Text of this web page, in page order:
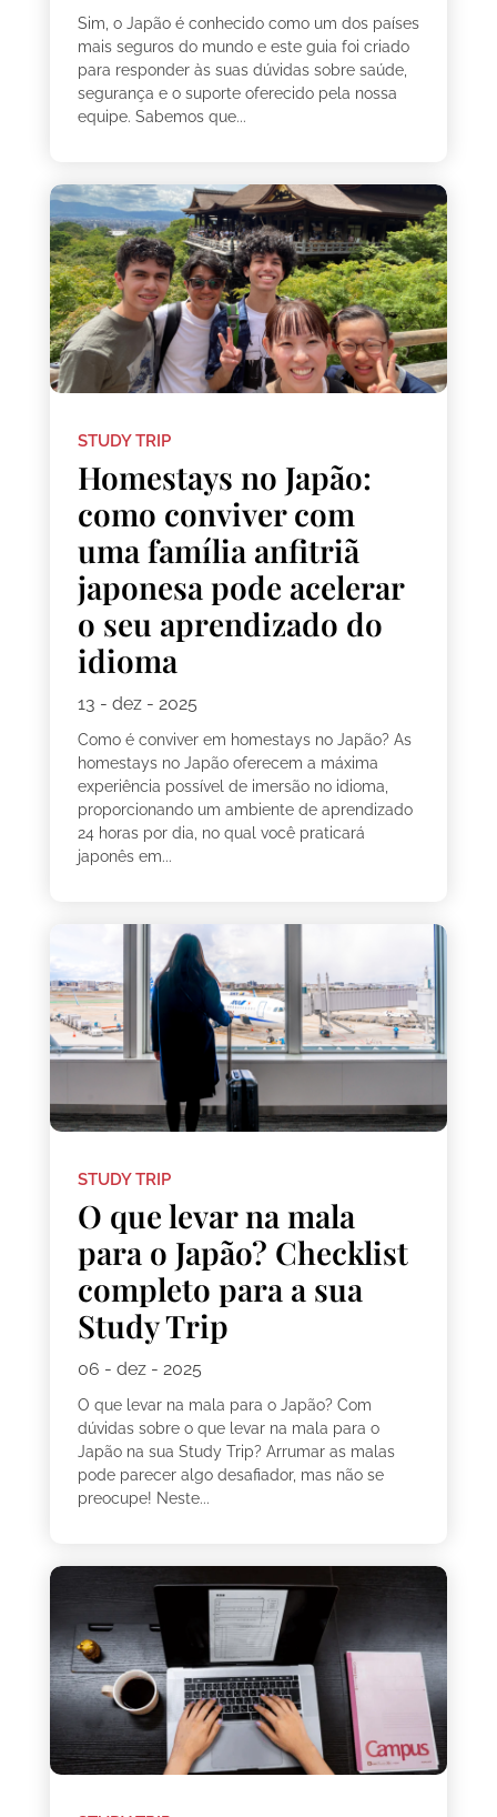
Sim, o Japão é conhecido como um dos países
mais seguros do mundo e este guia foi criado
para responder às suas dúvidas sobre saúde,
segurança e o suporte oferecido pela nossa
equipe. Sabemos que...
STUDY TRIP
Homestays no Japão:
como conviver com
uma família anfitriã
japonesa pode acelerar
o seu aprendizado do
idioma
13 - dez - 2025
Como é conviver em homestays no Japão? As
homestays no Japão oferecem a máxima
experiência possível de imersão no idioma,
proporcionando um ambiente de aprendizado
24 horas por dia, no qual você praticará
japonês em...
STUDY TRIP
O que levar na mala
para o Japão? Checklist
completo para a sua
Study Trip
06 - dez - 2025
O que levar na mala para o Japão? Com
dúvidas sobre o que levar na mala para o
Japão na sua Study Trip? Arrumar as malas
pode parecer algo desafiador, mas não se
preocupe! Neste...